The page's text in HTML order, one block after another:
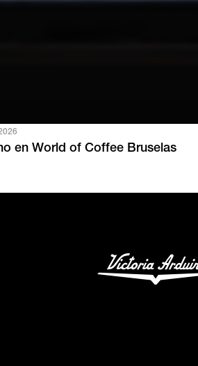
en World of Coffee Bruselas